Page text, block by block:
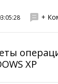
+
XP